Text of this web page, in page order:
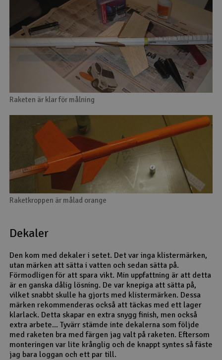
Raketen är klar för målning
Raketkroppen är målad orange
Dekaler
Den kom med dekaler i setet. Det var inga klistermärken,
utan märken att sätta i vatten och sedan sätta på.
Förmodligen för att spara vikt. Min uppfattning är att detta
är en ganska dålig lösning. De var knepiga att sätta på,
vilket snabbt skulle ha gjorts med klistermärken. Dessa
märken rekommenderas också att täckas med ett lager
klarlack. Detta skapar en extra snygg finish, men också
extra arbete... Tyvärr stämde inte dekalerna som följde
med raketen bra med färgen jag valt på raketen. Eftersom
monteringen var lite krånglig och de knappt syntes så fäste
jag bara loggan och ett par till.